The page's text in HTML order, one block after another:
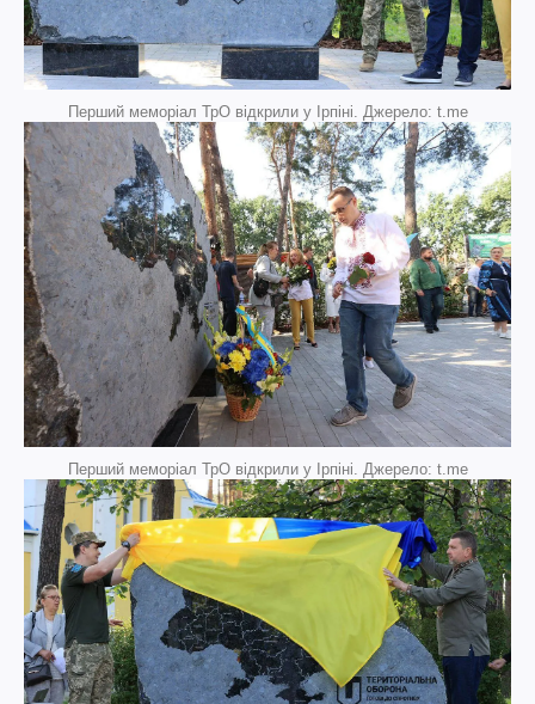
Перший меморіал ТрО відкрили у Ірпіні. Джерело: t.me
Перший меморіал ТрО відкрили у Ірпіні. Джерело: t.me